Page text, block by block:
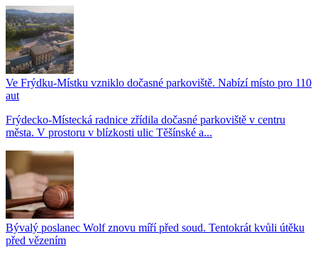
Ve Frýdku-Místku vzniklo dočasné parkoviště. Nabízí místo pro 110
aut
Frýdecko-Místecká radnice zřídila dočasné parkoviště v centru
města. V prostoru v blízkosti ulic Těšínské a...
Bývalý poslanec Wolf znovu míří před soud. Tentokrát kvůli útěku
před vězením